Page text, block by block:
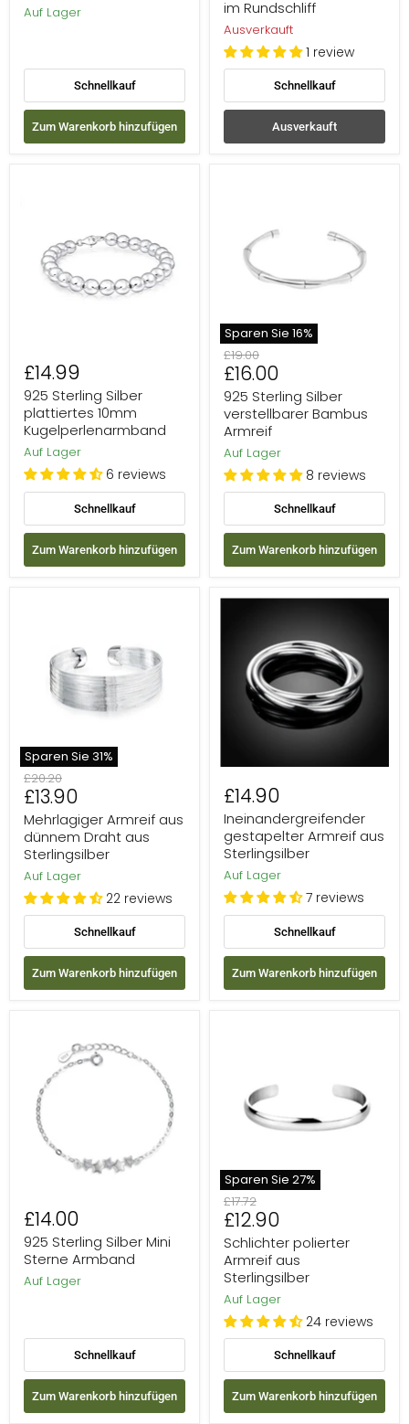
Auf Lager
Schnellkauf
Zum Warenkorb hinzufügen
im Rundschliff
Ausverkauft
1 review
Schnellkauf
Ausverkauft
10mm
Kugelperlenarmband
£14.99
925 Sterling Silber
plattiertes 10mm
Kugelperlenarmband
Auf Lager
6 reviews
Schnellkauf
Zum Warenkorb hinzufügen
Sparen Sie 16%
verstellbarer
Bambus
Armreif
Ursprünglicher
Preis
£19.00
Aktueller
Preis
£16.00
925 Sterling Silber
verstellbarer Bambus
Armreif
Auf Lager
8 reviews
Schnellkauf
Zum Warenkorb hinzufügen
Sparen Sie 31%
dünnem
Draht
Sterlingsilber
Ursprünglicher
Preis
£20.20
Aktueller
Preis
£13.90
Mehrlagiger Armreif aus
dünnem Draht aus
Sterlingsilber
Auf Lager
22 reviews
Schnellkauf
Zum Warenkorb hinzufügen
Ineinandergreifender
Sterlingsilber
£14.90
Ineinandergreifender
gestapelter Armreif aus
Sterlingsilber
Auf Lager
7 reviews
Schnellkauf
Zum Warenkorb hinzufügen
Sterne
Armband
£14.00
925 Sterling Silber Mini
Sterne Armband
Auf Lager
Schnellkauf
Zum Warenkorb hinzufügen
Sparen Sie 27%
Sterlingsilber
Ursprünglicher
Preis
£17.72
Aktueller
Preis
£12.90
Schlichter polierter
Armreif aus
Sterlingsilber
Auf Lager
24 reviews
Schnellkauf
Zum Warenkorb hinzufügen